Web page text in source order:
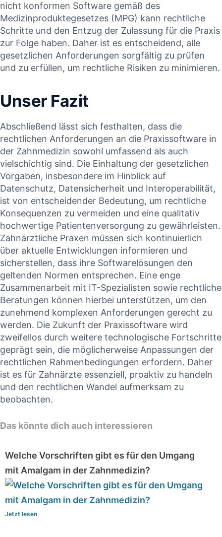
nicht konformen Software gemäß des
Medizinproduktegesetzes (MPG) kann rechtliche
Schritte⁤ und den Entzug der ‍Zulassung ‌für die Praxis
⁤zur Folge⁣ haben. Daher ist es entscheidend, alle
gesetzlichen Anforderungen⁤ sorgfältig zu prüfen
und zu erfüllen,​ um rechtliche ‍Risiken zu minimieren.
Unser Fazit
Abschließend lässt sich​ festhalten,⁢ dass die
rechtlichen Anforderungen an die Praxissoftware in‍
der Zahnmedizin ‌sowohl umfassend als auch⁢
vielschichtig sind. Die ‌Einhaltung der ​gesetzlichen
Vorgaben, insbesondere ⁤im⁤ Hinblick auf
⁢Datenschutz, Datensicherheit und Interoperabilität,
ist ‌von entscheidender⁣ Bedeutung,‍ um rechtliche
Konsequenzen ​zu vermeiden ​und eine qualitativ
hochwertige Patientenversorgung⁣ zu gewährleisten.
Zahnärztliche Praxen ‍müssen sich kontinuierlich
über⁣ aktuelle⁣ Entwicklungen informieren und
sicherstellen, dass ihre​ Softwarelösungen den
geltenden Normen entsprechen. Eine‌ enge
Zusammenarbeit mit IT-Spezialisten sowie⁤ rechtliche
Beratungen​ können ‍hierbei unterstützen, um den
‌zunehmend komplexen Anforderungen‌ gerecht⁣ zu
werden. Die Zukunft der Praxissoftware wird
zweifellos durch weitere technologische Fortschritte
geprägt sein, ‌die möglicherweise Anpassungen der
rechtlichen Rahmenbedingungen erfordern. Daher
ist es für Zahnärzte essenziell, proaktiv zu handeln
und den ⁢rechtlichen Wandel‌ aufmerksam zu
beobachten.
Das könnte dich auch interessieren
Welche Vorschriften gibt es für den Umgang
mit Amalgam in der Zahnmedizin?
Jetzt lesen